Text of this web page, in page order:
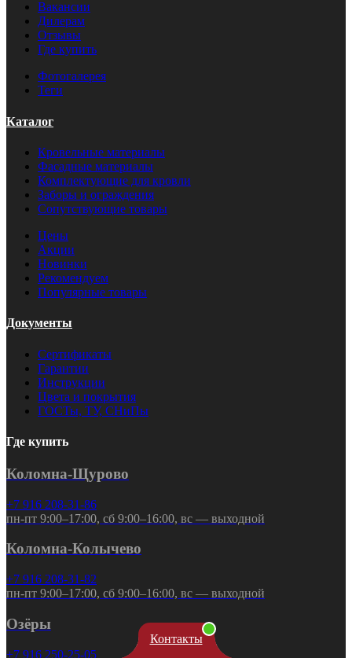
Контакты
Вакансии
Дилерам
Отзывы
Где купить
Фотогалерея
Теги
Каталог
Кровельные материалы
Фасадные материалы
Комплектующие для кровли
Заборы и ограждения
Сопутствующие товары
Цены
Акции
Новинки
Рекомендуем
Популярные товары
Документы
Сертификаты
Гарантии
Инструкции
Цвета и покрытия
ГОСТы, ТУ, СНиПы
Где купить
Коломна-Щурово
+7 916 208-31-86
пн-пт 9:00–17:00, сб 9:00–16:00, вс — выходной
Коломна-Колычево
+7 916 208-31-82
пн-пт 9:00–17:00, сб 9:00–16:00, вс — выходной
Озёры
+7 916 250-25-05